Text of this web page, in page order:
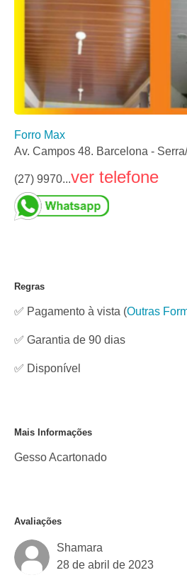
Forro Max
Av. Campos 48. Barcelona -
(27) 9970...ver telefone
Regras
✅ Pagamento à vista (Outras
✅ Garantia de 90 dias
✅ Disponível
Mais Informações
Gesso Acartonado
Avaliações
Shamara
28 de abril de 2023